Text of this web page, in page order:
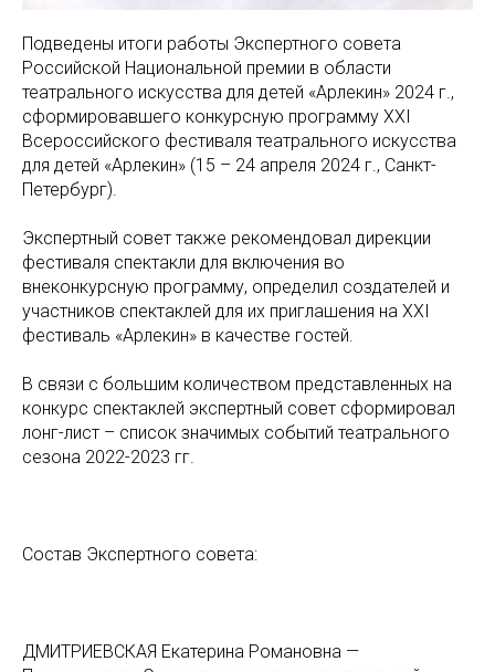
Подведены итоги работы Экспертного совета
Российской Национальной премии в области
театрального искусства для детей «Арлекин» 2024 г.,
сформировавшего конкурсную программу XXI
Всероссийского фестиваля театрального искусства
для детей «Арлекин» (15 – 24 апреля 2024 г., Санкт-
Петербург).
Экспертный совет также рекомендовал дирекции
фестиваля спектакли для включения во
внеконкурсную программу, определил создателей и
участников спектаклей для их приглашения на ХХI
фестиваль «Арлекин» в качестве гостей.
В связи с большим количеством представленных на
конкурс спектаклей экспертный совет сформировал
лонг-лист – список значимых событий театрального
сезона 2022-2023 гг.
Состав Экспертного совета:
ДМИТРИЕВСКАЯ Екатерина Романовна —